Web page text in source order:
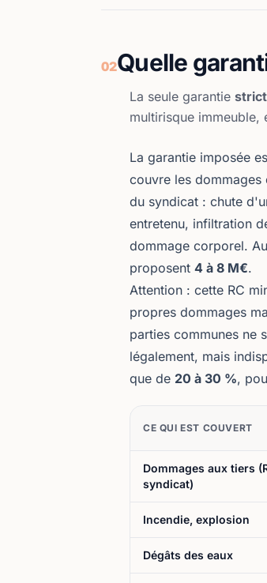
02Quelle
La seule garantie
multirisque immeuble,
La garantie imposée
couvre les dommages
du syndicat : chute
entretenu, infiltration
dommage corporel.
proposent 4 à 8 M€.
Attention : cette RC
propres dommages
parties communes ne
légalement, mais
que de 20 à 30 %,
CE QUI EST COUVERT
Dommages aux tiers
syndicat)
Incendie, explosion
Dégâts des eaux